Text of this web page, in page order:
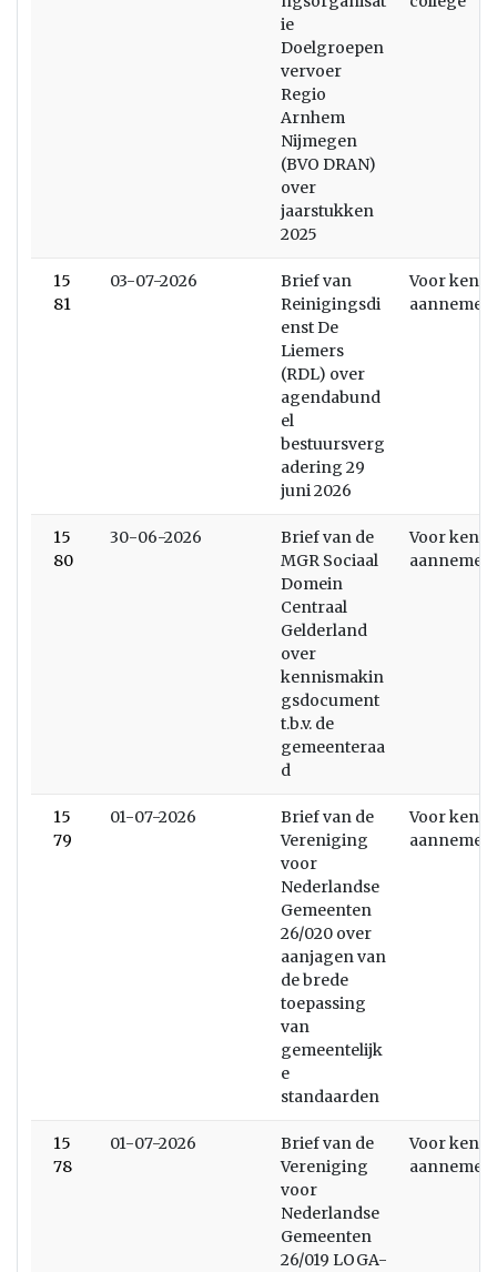
ie
Doelgroepen
vervoer
Regio
Arnhem
Nijmegen
(BVO DRAN)
over
jaarstukken
2025
15
81
03-07-2026
Brief van
Reinigingsdi
enst De
Liemers
(RDL) over
agendabund
el
bestuursverg
adering 29
juni 2026
Voor
aannemen
15
80
30-06-2026
Brief van de
MGR Sociaal
Domein
Centraal
Gelderland
over
kennismakin
gsdocument
t.b.v. de
gemeenteraa
d
Voor
aannemen
15
79
01-07-2026
Brief van de
Vereniging
voor
Nederlandse
Gemeenten
26/020 over
aanjagen van
de brede
toepassing
van
gemeentelijk
e
standaarden
Voor
aannemen
15
78
01-07-2026
Brief van de
Vereniging
voor
Nederlandse
Gemeenten
26/019 LOGA-
Voor
aannemen